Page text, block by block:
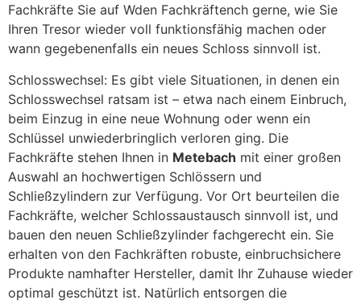
Fachkräfte Sie auf Wden Fachkräftench gerne, wie Sie
Ihren Tresor wieder voll funktionsfähig machen oder
wann gegebenenfalls ein neues Schloss sinnvoll ist.
Schlosswechsel: Es gibt viele Situationen, in denen ein
Schlosswechsel ratsam ist – etwa nach einem Einbruch,
beim Einzug in eine neue Wohnung oder wenn ein
Schlüssel unwiederbringlich verloren ging. Die
Fachkräfte stehen Ihnen in Metebach mit einer großen
Auswahl an hochwertigen Schlössern und
Schließzylindern zur Verfügung. Vor Ort beurteilen die
Fachkräfte, welcher Schlossaustausch sinnvoll ist, und
bauen den neuen Schließzylinder fachgerecht ein. Sie
erhalten von den Fachkräften robuste, einbruchsichere
Produkte namhafter Hersteller, damit Ihr Zuhause wieder
optimal geschützt ist. Natürlich entsorgen die